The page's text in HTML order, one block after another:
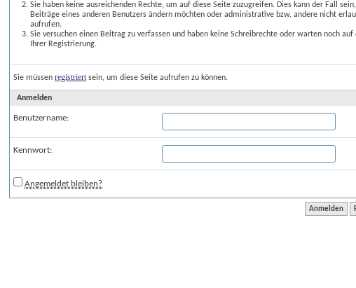
Sie haben keine ausreichenden Rechte, um auf diese Seite zuzugreifen. Dies kann der Fall
Beiträge eines anderen Benutzers ändern möchten oder administrative bzw. andere nicht
aufrufen.
Sie versuchen einen Beitrag zu verfassen und haben keine Schreibrechte oder warten noch
Ihrer Registrierung.
Sie müssen registriert sein, um diese Seite aufrufen zu können.
Anmelden
Benutzername:
Kennwort:
Angemeldet bleiben?